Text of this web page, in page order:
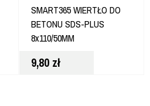
SMART365 WIERTŁO DO
BETONU SDS-PLUS
8x110/50MM
9,80 zł